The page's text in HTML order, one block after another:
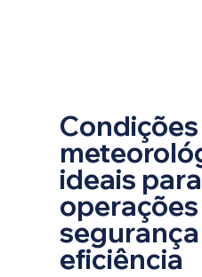
Condições
ideais
eficiência